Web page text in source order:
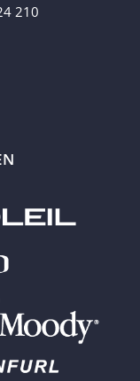
210